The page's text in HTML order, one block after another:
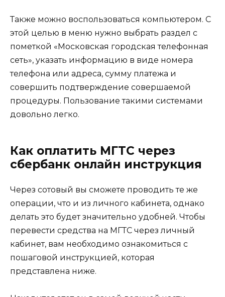
Также можно воспользоваться компьютером. С
этой целью в меню нужно выбрать раздел с
пометкой «Московская городская телефонная
сеть», указать информацию в виде номера
телефона или адреса, сумму платежа и
совершить подтверждение совершаемой
процедуры. Пользование такими системами
довольно легко.
Как оплатить МГТС через
сбербанк онлайн инструкция
Через сотовый вы сможете проводить те же
операции, что и из личного кабинета, однако
делать это будет значительно удобней. Чтобы
перевести средства на МГТС через личный
кабинет, вам необходимо ознакомиться с
пошаговой инструкцией, которая
представлена ниже.